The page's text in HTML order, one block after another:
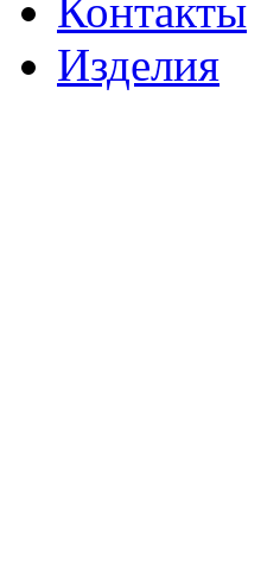
Контакты
Изделия